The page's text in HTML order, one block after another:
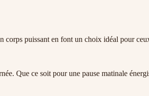
corps puissant en font un choix idéal pour
Que ce soit pour une pause matinale